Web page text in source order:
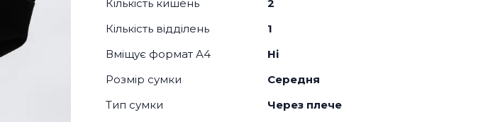
Кількість кишень
2
Кількість відділень
1
Вміщує формат А4
Ні
Розмір сумки
Середня
Тип сумки
Через плече